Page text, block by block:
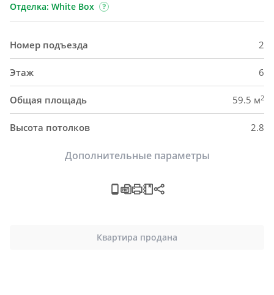
Отделка: White Box
Номер подъезда 2
Этаж 6
Общая площадь 59.5 м2
Высота потолков 2.8
Дополнительные параметры
Квартира продана